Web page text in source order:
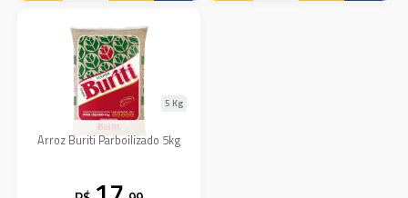
Arroz Buriti Parboilizado 5kg
5 Kg